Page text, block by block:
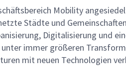
Mobility
Städte und
Digitalisierung und
immer größeren
mit neuen Technologien